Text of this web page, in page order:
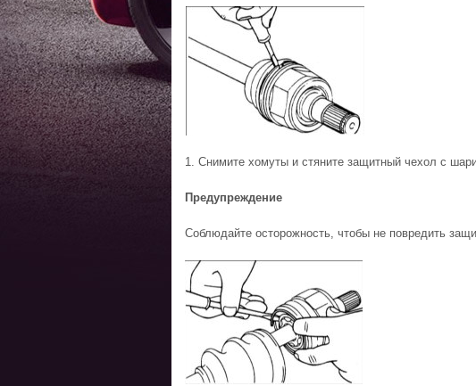
1. Снимите хомуты и стяните защитный чехол с
Предупреждение
Соблюдайте осторожность, чтобы не повредить